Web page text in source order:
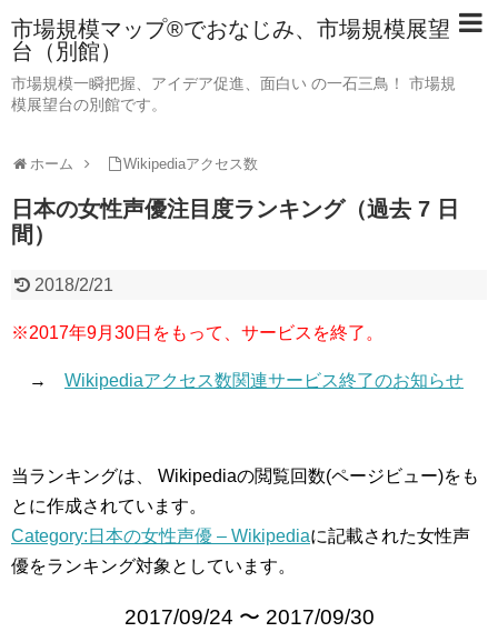
市場規模マップ®でおなじみ、市場規模展望
台（別館）
市場規模一瞬把握、アイデア促進、面白い の一石三鳥！ 市場規
模展望台の別館です。
ホーム Wikipediaアクセス数
日本の女性声優注目度ランキング（過去 7 日
間）
2018/2/21
※2017年9月30日をもって、サービスを終了。
→ Wikipediaアクセス数関連サービス終了のお知らせ
当ランキングは、 Wikipediaの閲覧回数(ページビュー)をも
とに作成されています。
Category:日本の女性声優 – Wikipediaに記載された女性声
優をランキング対象としています。
2017/09/24 〜 2017/09/30